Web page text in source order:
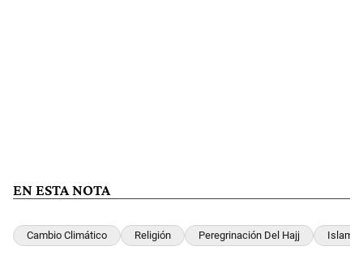
EN ESTA NOTA
Cambio Climático Religión Peregrinación Del Hajj Islam